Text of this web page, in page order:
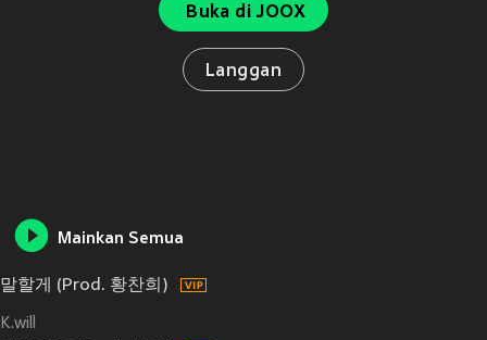
Buka di JOOX
Langgan
Mainkan Semua
말할게 (Prod. 황찬희)
K.will